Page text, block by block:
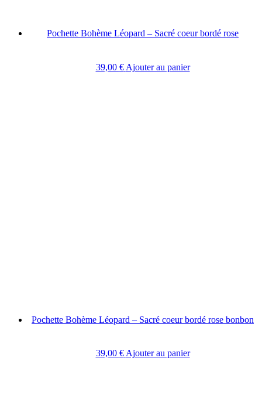
Pochette Bohème Léopard – Sacré coeur bordé rose
39,00 € Ajouter au panier
Pochette Bohème Léopard – Sacré coeur bordé rose bonbon
39,00 € Ajouter au panier